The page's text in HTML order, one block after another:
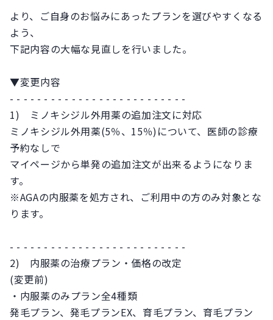
より、ご自身のお悩みにあったプランを選びやすくなる
よう、
下記内容の大幅な見直しを行いました。
▼変更内容
- - - - - - - - - - - - - - - - - - - - - - - - - -
1) ミノキシジル外用薬の追加注文に対応
ミノキシジル外用薬(5％、15％)について、医師の診療
予約なしで
マイページから単発の追加注文が出来るようになりま
す。
※AGAの内服薬を処方され、ご利用中の方のみ対象とな
ります。
- - - - - - - - - - - - - - - - - - - - - - - - - -
2) 内服薬の治療プラン・価格の改定
(変更前)
・内服薬のみプラン全4種類
発毛プラン、発毛プランEX、育毛プラン、育毛プラン